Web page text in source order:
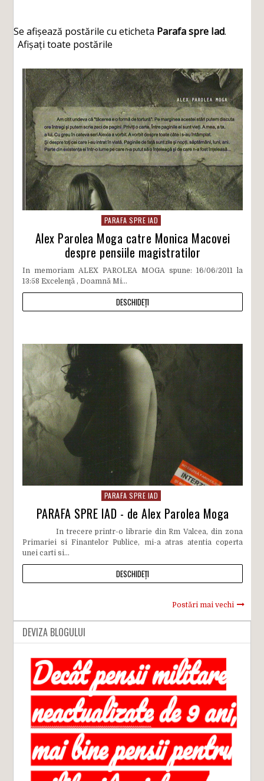
Se afișează postările cu eticheta Parafa spre Iad.
Afișați toate postările
PARAFA SPRE IAD
Alex Parolea Moga catre Monica Macovei
despre pensiile magistratilor
In memoriam ALEX PAROLEA MOGA spune: 16/06/2011 la
13:58 Excelenţă , Doamnă Mi...
DESCHIDEȚI
PARAFA SPRE IAD
PARAFA SPRE IAD - de Alex Parolea Moga
In trecere printr-o librarie din Rm Valcea, din zona
Primariei si Finantelor Publice, mi-a atras atentia coperta
unei carti si...
DESCHIDEȚI
Postări mai vechi
DEVIZA BLOGULUI